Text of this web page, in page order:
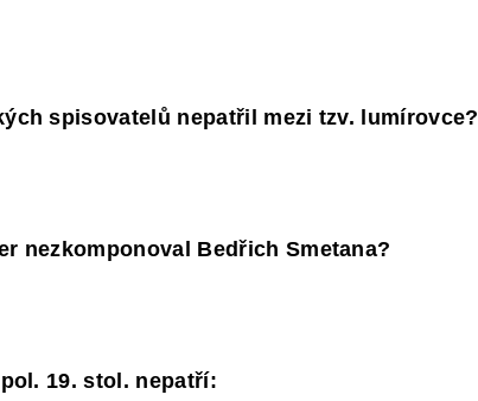
spisovatelů nepatřil mezi tzv. lumírovce?
nezkomponoval Bedřich Smetana?
19. stol. nepatří: